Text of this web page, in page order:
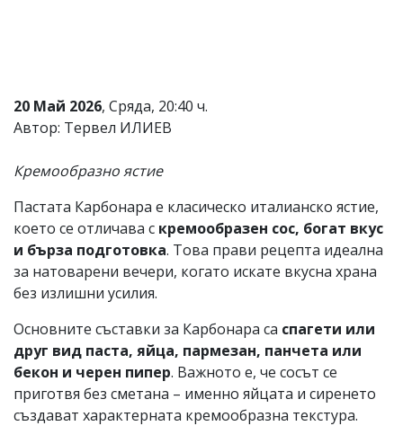
от
читателите
и
не
носи
за
тях!
Ако
откриете
обиден
за
коментар,
сигнализирайте
ни!
20 Май 2026, Сряда, 20:40 ч.
Автор: Тервел ИЛИЕВ
Кремообразно ястие
Пастата Карбонара е класическо италианско ястие,
което се отличава с кремообразен сос, богат вкус
и бърза подготовка. Това прави рецепта идеална
за натоварени вечери, когато искате вкусна храна
без излишни усилия.
Основните съставки за Карбонара са спагети или
друг вид паста, яйца, пармезан, панчета или
бекон и черен пипер. Важното е, че сосът се
приготвя без сметана – именно яйцата и сиренето
създават характерната кремообразна текстура.